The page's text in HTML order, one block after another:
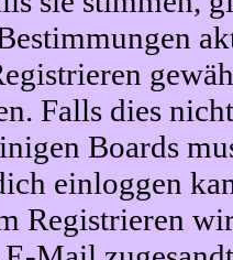
Falls dies
Boards
einloggen
Registrieren